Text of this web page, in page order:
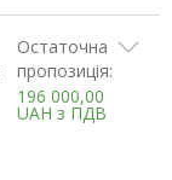
Остаточна
пропозиція:
196 000,00
UAH з ПДВ